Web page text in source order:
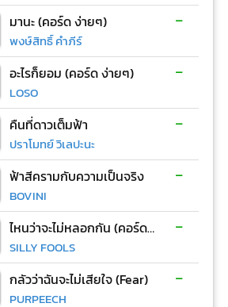
มานะ (คอร์ด ง่ายๆ)
พงษ์สิทธิ์ คำภีร์
-
อะไรก็ยอม (คอร์ด ง่ายๆ)
LOSO
-
คืนที่ดาวเต็มฟ้า
ปราโมทย์ วิเลปะนะ
-
ฟ้าสีครามกับความเป็นจริง
BOVINI
-
ไหนว่าจะไม่หลอกกัน (คอร์ด ง่ายๆ)
SILLY FOOLS
-
กลัวว่าฉันจะไม่เสียใจ (Fear)
PURPEECH
-